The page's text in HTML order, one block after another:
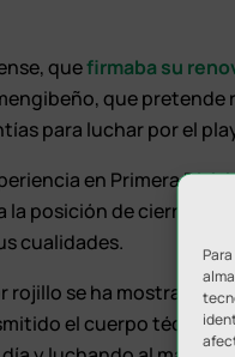
quefirmaba su
que
para luchar por el
en Primera
la posición de cierre.
cualidades.
rojillo se ha mostrado
el cuerpo técnico